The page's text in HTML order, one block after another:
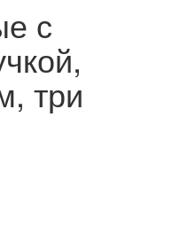
с
три